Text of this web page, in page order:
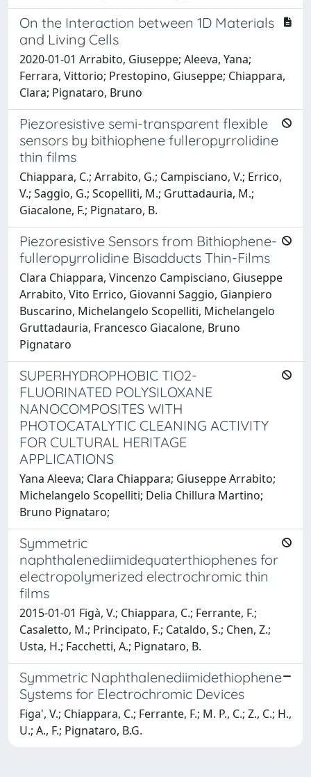
On the Interaction between 1D Materials
and Living Cells
2020-01-01 Arrabito, Giuseppe; Aleeva, Yana;
Ferrara, Vittorio; Prestopino, Giuseppe; Chiappara,
Clara; Pignataro, Bruno
Piezoresistive semi-transparent flexible
sensors by bithiophene fulleropyrrolidine
thin films
Chiappara, C.; Arrabito, G.; Campisciano, V.; Errico,
V.; Saggio, G.; Scopelliti, M.; Gruttadauria, M.;
Giacalone, F.; Pignataro, B.
Piezoresistive Sensors from Bithiophene-
fulleropyrrolidine Bisadducts Thin-Films
Clara Chiappara, Vincenzo Campisciano, Giuseppe
Arrabito, Vito Errico, Giovanni Saggio, Gianpiero
Buscarino, Michelangelo Scopelliti, Michelangelo
Gruttadauria, Francesco Giacalone, Bruno
Pignataro
SUPERHYDROPHOBIC TIO2-
FLUORINATED POLYSILOXANE
NANOCOMPOSITES WITH
PHOTOCATALYTIC CLEANING ACTIVITY
FOR CULTURAL HERITAGE
APPLICATIONS
Yana Aleeva; Clara Chiappara; Giuseppe Arrabito;
Michelangelo Scopelliti; Delia Chillura Martino;
Bruno Pignataro;
Symmetric
naphthalenediimidequaterthiophenes for
electropolymerized electrochromic thin
films
2015-01-01 Figà, V.; Chiappara, C.; Ferrante, F.;
Casaletto, M.; Principato, F.; Cataldo, S.; Chen, Z.;
Usta, H.; Facchetti, A.; Pignataro, B.
Symmetric Naphthalenediimidethiophene
Systems for Electrochromic Devices
Figa', V.; Chiappara, C.; Ferrante, F.; M. P., C.; Z., C.; H.,
U.; A., F.; Pignataro, B.G.